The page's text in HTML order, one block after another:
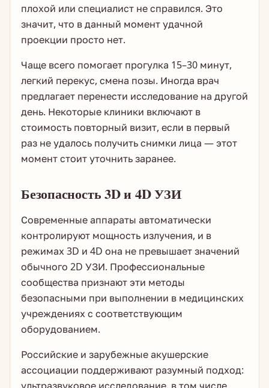
плохой или специалист не справился. Это
значит, что в данный момент удачной
проекции просто нет.
Чаще всего помогает прогулка 15–30 минут,
легкий перекус, смена позы. Иногда врач
предлагает перенести исследование на другой
день. Некоторые клиники включают в
стоимость повторный визит, если в первый
раз не удалось получить снимки лица — этот
момент стоит уточнить заранее.
Безопасность 3D и 4D УЗИ
Современные аппараты автоматически
контролируют мощность излучения, и в
режимах 3D и 4D она не превышает значений
обычного 2D УЗИ. Профессиональные
сообщества признают эти методы
безопасными при выполнении в медицинских
учреждениях с соответствующим
оборудованием.
Российские и зарубежные акушерские
ассоциации поддерживают разумный подход: